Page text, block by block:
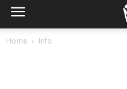
Home Info